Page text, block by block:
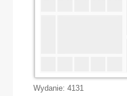
Wydanie: 4131